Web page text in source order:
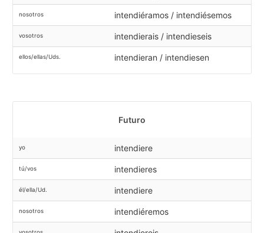
nosotros intendiéramos / intendiésemos
vosotros intendierais / intendieseis
ellos/ellas/Uds. intendieran / intendiesen
Futuro
yo intendiere
tú/vos intendieres
él/ella/Ud. intendiere
nosotros intendiéremos